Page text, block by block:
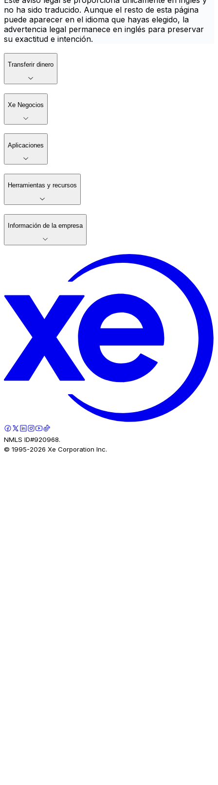
no ha sido traducido. Aunque el resto de esta página
puede aparecer en el idioma que hayas elegido, la
advertencia legal permanece en inglés para preservar
su exactitud e intención.
Transferir dinero
Xe Negocios
Aplicaciones
Herramientas y recursos
Información de la empresa
NMLS ID#920968.
© 1995-2026 Xe Corporation Inc.